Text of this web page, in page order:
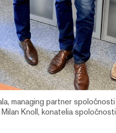
managing partner spoločnosti
Knoll, konatelia spoločnosti